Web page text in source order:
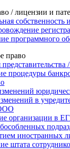
/ лицензии и
собственность
программного
право
процедуры
в
организации в
иностранных
штата